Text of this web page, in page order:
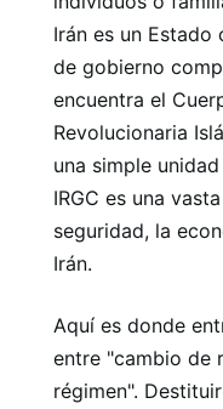
Irán es un
de gobierno
encuentra el
Revolucionaria
una simple
IRGC es una
seguridad, la
Irán.
Aquí es donde
entre "cambio de
régimen".